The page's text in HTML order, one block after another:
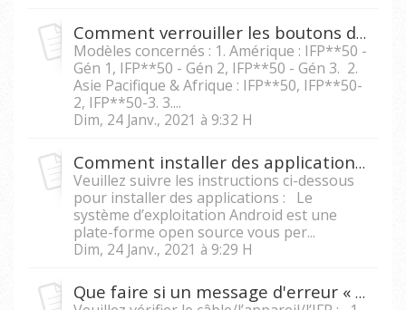
Comment verrouiller les boutons de devant sur les appareils IFP5550/IFP6550/ IFP7550/IFP8650 ?
Modèles concernés : 1. Amérique : IFP**50 -
Gén 1, IFP**50 - Gén 2, IFP**50 - Gén 3. 2.
Asie Pacifique & Afrique : IFP**50, IFP**50-
2, IFP**50-3. 3....
Dim, 24 Janv., 2021 à 9:32 H
Comment installer des applications personnalisées sur le module Android des appareils de série IFP50 ?
Veuillez suivre les instructions ci-dessous
pour installer des applications : Le
système d’exploitation Android est une
plate-forme open source vous per...
Dim, 24 Janv., 2021 à 9:29 H
Que faire si un message d'erreur « Aucun signal » apparaît sur mon IFP quand je le branche à un appareil externe ?